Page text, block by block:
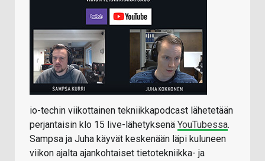
io-techin viikottainen tekniikkapodcast lähetetään
perjantaisin klo 15 live-lähetyksenä YouTubessa.
Sampsa ja Juha käyvät keskenään läpi kuluneen
viikon ajalta ajankohtaiset tietotekniikka- ja